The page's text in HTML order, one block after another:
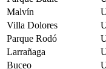
Malvín
Villa Dolores
Parque Rodó
Larrañaga
Buceo